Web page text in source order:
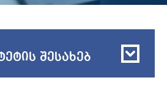
შესახებ